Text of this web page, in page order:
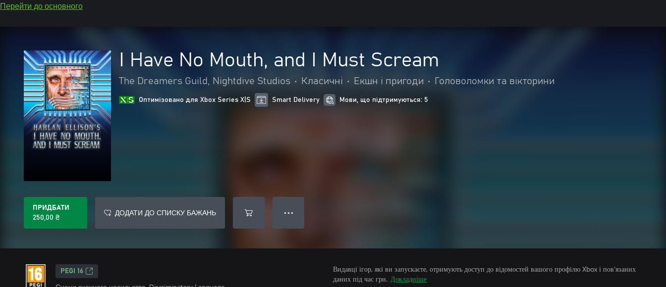
Перейти до основного
I Have No Mouth, and I Must Scream
The Dreamers Guild, Nightdive Studios • Класичні • Екшн і пригоди • Головоломки та вікторини
Оптимізовано для Xbox Series X|S Smart Delivery Мови, що підтримуються: 5
ПРИДБАТИ
250,00 ₴
ДОДАТИ ДО СПИСКУ БАЖАНЬ ● ● ●
PEGI 16
Видавці ігор, які ви запускаєте, отримують доступ до відомостей вашого профілю Xbox і пов’язаних
даних під час гри. Докладніше